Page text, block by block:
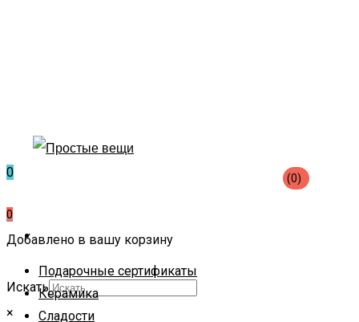
(0)
0
Подарочные сертификаты
Керамика
Сладости
0
Добавлено в вашу корзину
Искать
×